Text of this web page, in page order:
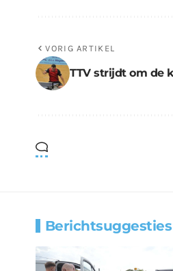
VORIG ARTIKEL
TTV strijdt om de
Berichtsuggesties